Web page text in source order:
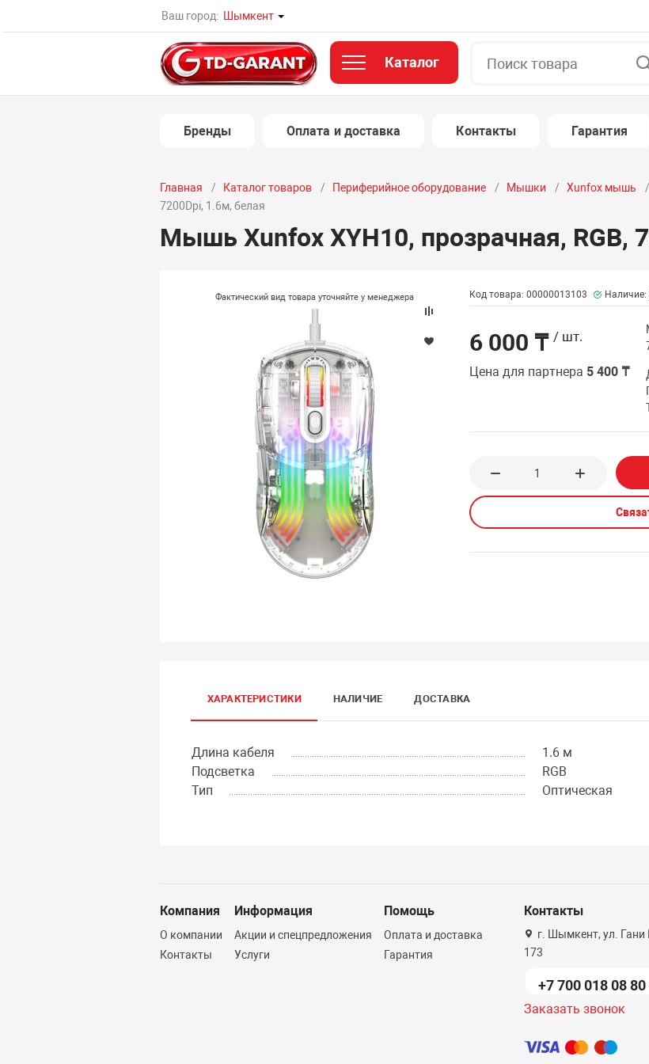
Ваш город: Шымкент
Каталог
Бренды Оплата и доставка Контакты Гарантия
Главная Каталог товаров Периферийное оборудование Мышки Xunfox мышь
7200Dpi, 1.6м, белая
Мышь Xunfox XYH10, прозрачная, RGB,
Фактический вид товара уточняйте у менеджера Код товара: 00000013103 Наличие:
6 000 ₸ / шт.
Цена для партнера 5 400 ₸
ХАРАКТЕРИСТИКИ НАЛИЧИЕ ДОСТАВКА
Длина кабеля
1.6 м
Подсветка
RGB
Тип
Оптическая
Компания
О компании
Контакты
Информация
Акции и спецпредложения
Услуги
Помощь
Оплата и доставка
Гарантия
Контакты
г. Шымкент, ул. Гани
173
+7 700 018 08 80
Заказать звонок